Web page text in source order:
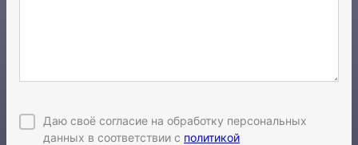
Даю своё согласие на обработку персональных
данных в соответствии с политикой